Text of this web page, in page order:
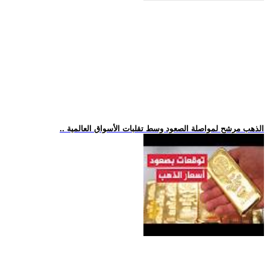
.. الذهب مرشح لمواصلة الصعود وسط تقلبات الأسواق العالمية